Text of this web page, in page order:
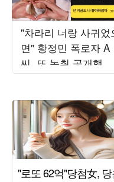
"차라리 너랑 사귀었
면" 황정민 폭로자 A
씨, 또 녹취 공개했
다…"너랑은 다른 관